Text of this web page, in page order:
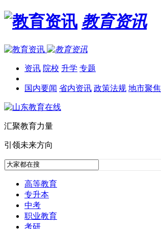
教育资讯
资讯 院校 升学 专题
国内要闻 省内资讯 政策法规 地市聚焦
汇聚教育力量
引领未来方向
高等教育
专升本
中考
职业教育
考研